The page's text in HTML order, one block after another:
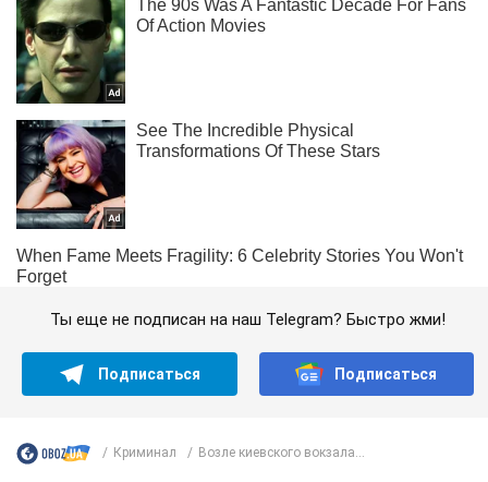
Ты еще не подписан на наш Telegram? Быстро жми!
Подписаться Подписаться
Криминал Возле киевского вокзала...